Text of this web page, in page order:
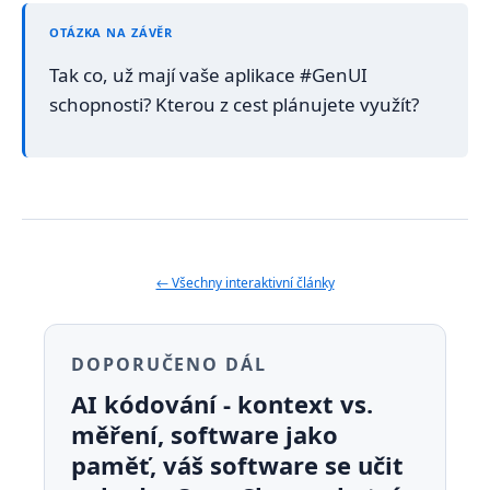
Výhody
například Teams, takže grafické
provedení je plně v jeho moci
daném jazyce a frameworku
Plná interaktivita - uživatel může s
UI plně interagovat, jde doslova o
OTÁZKA NA ZÁVĚR
Tak co, už mají vaše aplikace #GenUI
schopnosti? Kterou z cest plánujete využít?
← Všechny interaktivní články
DOPORUČENO DÁL
AI kódování - kontext vs.
měření, software jako
paměť, váš software se učit